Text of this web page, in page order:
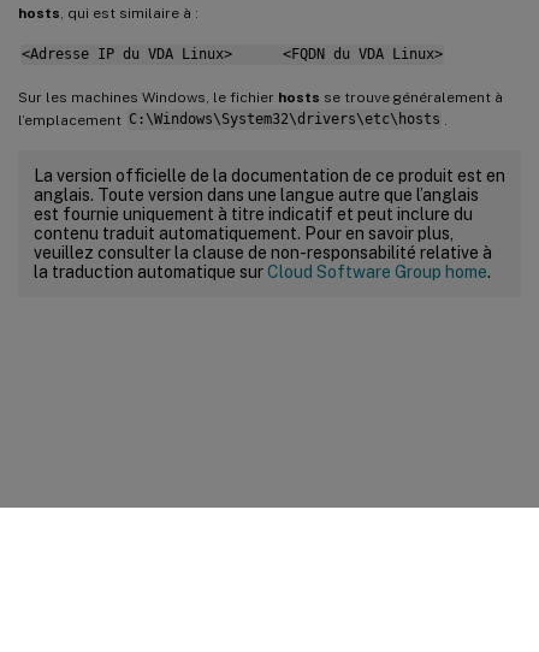
hosts , qui est similaire à :
<Adresse IP du VDA Linux> <FQDN du VDA Linux>
Sur les machines Windows, le fichier hosts se trouve généralement à
l’emplacement C:\Windows\System32\drivers\etc\hosts
La version officielle de la documentation de ce produit est en
anglais. Toute version dans une langue autre que l’anglais
est fournie uniquement à titre indicatif et peut inclure du
contenu traduit automatiquement. Pour en savoir plus,
veuillez consulter la clause de non-responsabilité relative à
la traduction automatique surCloud Software Group home.